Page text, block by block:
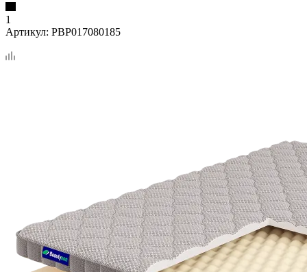
1
Артикул: PBP017080185